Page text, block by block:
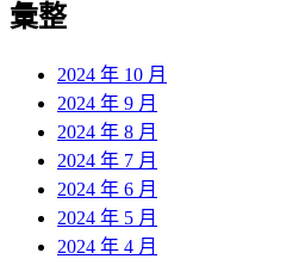
彙整
2024 年 10 月
2024 年 9 月
2024 年 8 月
2024 年 7 月
2024 年 6 月
2024 年 5 月
2024 年 4 月